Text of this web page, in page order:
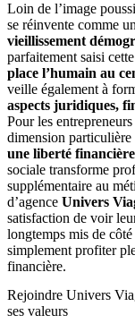
Loin de l’image
se réinvente comme
vieillissement
parfaitement saisi
place l’humain au
veille également à
aspects juridiques,
Pour les
dimension particulière
une liberté
sociale transforme
supplémentaire au
d’agence Univers
satisfaction de voir
longtemps mis de
simplement profiter
financière.
Rejoindre Univers
ses valeurs